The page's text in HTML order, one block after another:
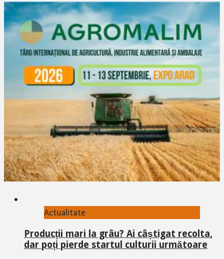
Actualitate
Producții mari la grâu? Ai câștigat recolta,
dar poți pierde startul culturii următoare